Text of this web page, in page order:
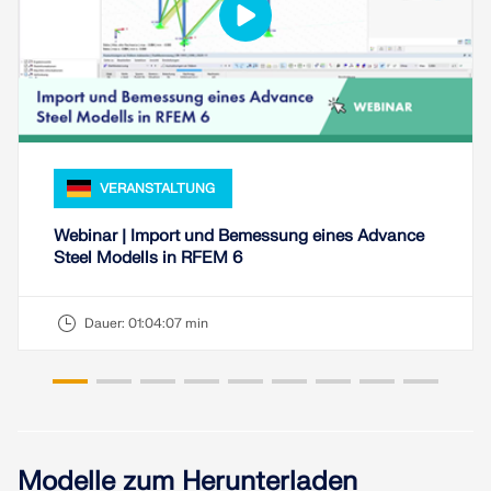
MEHR ERFAHREN
Geo-Zonen-Tool
VERANSTALTUNG
Webinar | Import und Bemessung eines Advance
Steel Modells in RFEM 6
Dauer: 01:04:07 min
Modelle zum Herunterladen